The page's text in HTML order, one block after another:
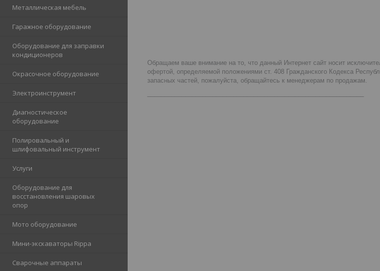
Металлическая мебель
Гаражное оборудование
Оборудование для заправки
кондиционеров
Окрасочное оборудование
Электроинструмент
Диагностическое
оборудование
Полировальный и
шлифовальный инструмент
Услуги
Оборудование для
восстановления шаровых
опор
Мото оборудование
Мини-экскаваторы Rippa
Сварочные аппараты
Обращаем ваше внимание на то, что данный Интернет сайт носит
офертой, определяемой положениями ст. 408 Гражданского Кодекса
запасных частей, пожалуйста, обращайтесь к менеджерам по продажам.